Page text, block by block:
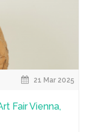
21 Mar 2025
Fair Vienna,